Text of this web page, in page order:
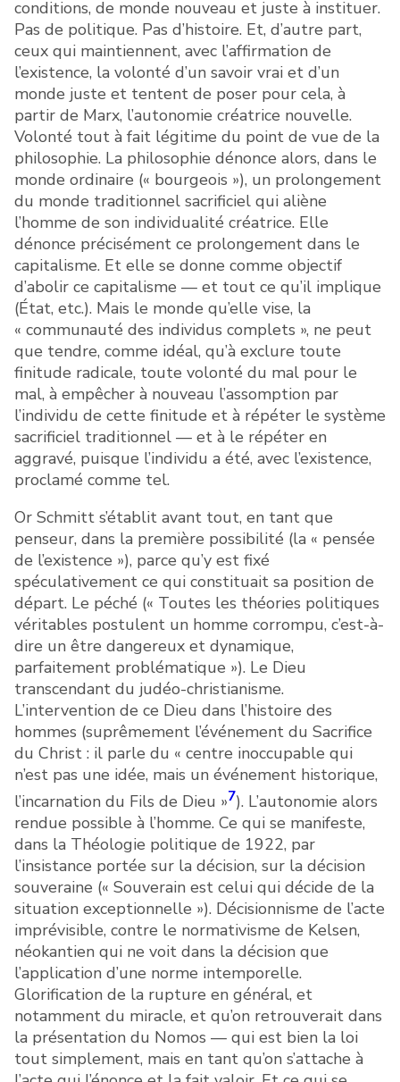
conditions, de monde nouveau et juste à instituer.
Pas de politique. Pas d’histoire. Et, d’autre part,
ceux qui maintiennent, avec l’affirmation de
l’existence, la volonté d’un savoir vrai et d’un
monde juste et tentent de poser pour cela, à
partir de Marx, l’autonomie créatrice nouvelle.
Volonté tout à fait légitime du point de vue de la
philosophie. La philosophie dénonce alors, dans le
monde ordinaire (« bourgeois »), un prolongement
du monde traditionnel sacrificiel qui aliène
l’homme de son individualité créatrice. Elle
dénonce précisément ce prolongement dans le
capitalisme. Et elle se donne comme objectif
d’abolir ce capitalisme — et tout ce qu’il implique
(État, etc.). Mais le monde qu’elle vise, la
« communauté des individus complets », ne peut
que tendre, comme idéal, qu’à exclure toute
finitude radicale, toute volonté du mal pour le
mal, à empêcher à nouveau l’assomption par
l’individu de cette finitude et à répéter le système
sacrificiel traditionnel — et à le répéter en
aggravé, puisque l’individu a été, avec l’existence,
proclamé comme tel.
Or Schmitt s’établit avant tout, en tant que
penseur, dans la première possibilité (la « pensée
de l’existence »), parce qu’y est fixé
spéculativement ce qui constituait sa position de
départ. Le péché (« Toutes les théories politiques
véritables postulent un homme corrompu, c’est-à-
dire un être dangereux et dynamique,
parfaitement problématique »). Le Dieu
transcendant du judéo-christianisme.
L’intervention de ce Dieu dans l’histoire des
hommes (suprêmement l’événement du Sacrifice
du Christ : il parle du « centre inoccupable qui
n’est pas une idée, mais un événement historique,
l’incarnation du Fils de Dieu »7). L’autonomie alors
rendue possible à l’homme. Ce qui se manifeste,
dans la Théologie politique de 1922, par
l’insistance portée sur la décision, sur la décision
souveraine (« Souverain est celui qui décide de la
situation exceptionnelle »). Décisionnisme de l’acte
imprévisible, contre le normativisme de Kelsen,
néokantien qui ne voit dans la décision que
l’application d’une norme intemporelle.
Glorification de la rupture en général, et
notamment du miracle, et qu’on retrouverait dans
la présentation du Nomos — qui est bien la loi
tout simplement, mais en tant qu’on s’attache à